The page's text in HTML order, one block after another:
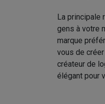
La principale
gens à votre
marque
vous de
créateur de
élégant pour